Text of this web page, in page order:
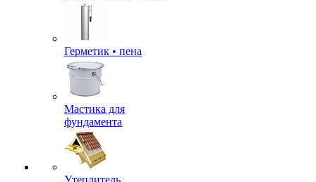
Герметик • пена
Мастика для
фундамента
Утеплитель